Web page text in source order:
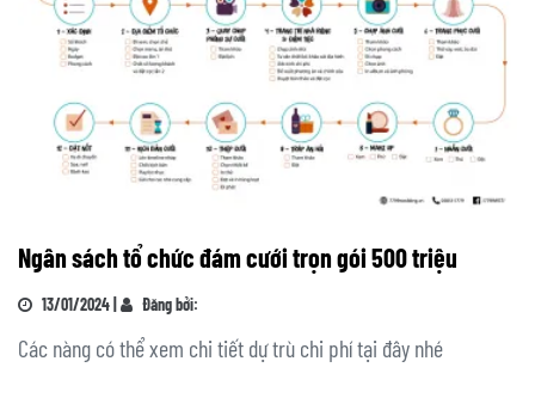
Ngân sách tổ chức đám cưới trọn gói 500 triệu
13/01/2024 | Đăng bởi:
Các nàng có thể xem chi tiết dự trù chi phí tại đây nhé